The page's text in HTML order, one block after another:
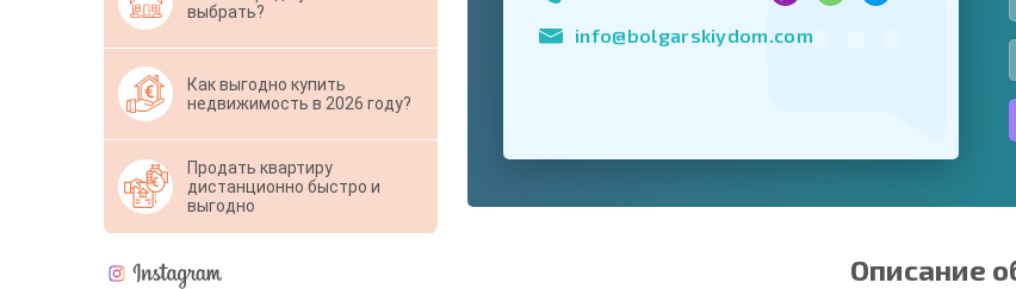
выбрать?
Как выгодно купить
недвижимость в 2026 году?
Продать квартиру
дистанционно быстро и
выгодно
info@bolgarskiydom.com
Описание